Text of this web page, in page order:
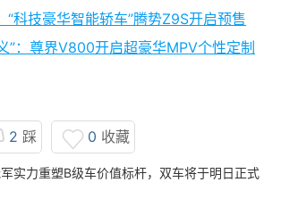
“科技豪华智能轿车”腾势Z9S开启预售
”：尊界V800开启超豪华MPV个性定制
2 踩 0 收藏
实力重塑B级车价值标杆，双车将于明日正式